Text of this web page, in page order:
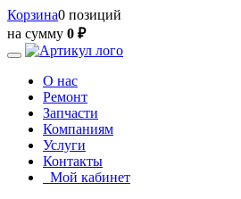
Корзина0 позиций
на сумму 0 ₽
О нас
Ремонт
Запчасти
Компаниям
Услуги
Контакты
Мой кабинет